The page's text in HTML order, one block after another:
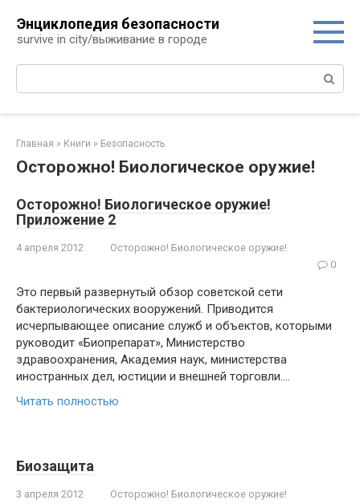
контенту
Энциклопедия безопасности
survive in city/выживание в городе
Поиск:
Главная » Книги » Безопасность
Осторожно! Биологическое оружие!
Осторожно! Биологическое оружие!
Приложение 2
4 апреля 2012
Осторожно! Биологическое оружие!
0
Это первый развернутый обзор со­ветской сети
бактериологических воору­жений. Приводится
исчерпывающее описание служб и объектов, которыми
ру­ководит «Биопрепарат», Министерство
здравоохранения, Академия наук, мини­стерства
иностранных дел, юстиции и внешней торговли….
Читать полностью
Биозащита
3 апреля 2012
Осторожно! Биологическое оружие!